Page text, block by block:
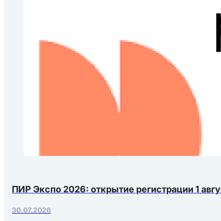
ПИР Экспо 2026: открытие регистрации 1
30.07.2026